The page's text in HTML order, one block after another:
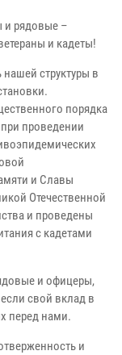
и рядовые –
и кадеты!
структуры в
порядка
проведении
и Славы
Отечественной
и проведены
с кадетами
и офицеры,
свой вклад в
перед нами.
и